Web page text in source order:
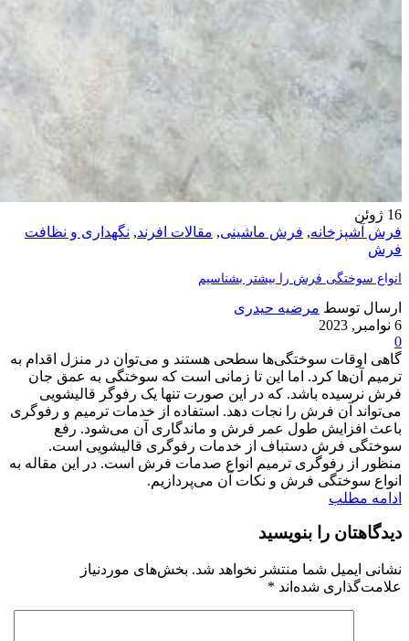
16 ژوئن
فرش آشپزخانه, فرش ماشینی, مقالات افرند, نگهداری و نظافت
فرش
انواع سوختگی فرش را بیشتر بشناسیم
ارسال توسط مرضیه حیدری
6 نوامبر, 2023
0
گاهی اوقات سوختگی‌ها سطحی هستند و می‌توان در منزل اقدام به
ترمیم آن‌ها کرد. اما این تا زمانی است که سوختگی به عمق جان
فرش نرسیده باشد. که در این صورت تنها یک رفوگر قالیشویی
می‌تواند آن فرش را نجات دهد. استفاده از خدمات ترمیم و رفوگری
باعث افزایش طول عمر فرش و ماندگاری آن می‌شود. رفع
سوختگی فرش دستباف از خدمات رفوگری قالیشویی است.
منظور از رفوگری ترمیم انواع صدمات فرش است. در این مقاله به
انواع سوختگی فرش و نکات آن می‌پردازیم.
ادامه مطلب
دیدگاهتان را بنویسید
نشانی ایمیل شما منتشر نخواهد شد. بخش‌های موردنیاز
علامت‌گذاری شده‌اند *